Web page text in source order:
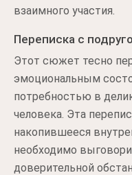
взаимного участия.
Переписка с
Этот сюжет тесно
эмоциональным
потребностью в
человека. Эта
накопившееся
необходимо
доверительной